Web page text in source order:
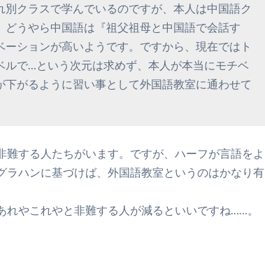
クラスで学んでいるのですが、本人は中国語ク
うやら中国語は『祖父祖母と中国語で会話す
ションが高いようです。ですから、現在ではト
ルで…という次元は求めず、本人が本当にモチベ
がるように習い事として外国語教室に通わせて
する人たちがいます。ですが、ハーフが言語をよ
ラハンに基づけば、外国語教室というのはかなり有
れやこれやと非難する人が減るといいですね……。